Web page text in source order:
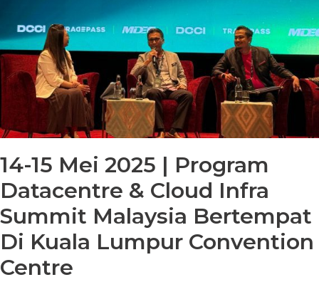
14-15 Mei 2025 | Program
Datacentre & Cloud Infra
Summit Malaysia Bertempat
Di Kuala Lumpur Convention
Centre